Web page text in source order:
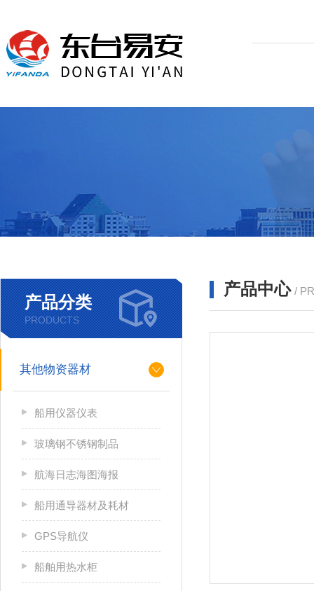
产品分类
PRODUCTS
其他物资器材
船用仪器仪表
玻璃钢不锈钢制品
航海日志海图海报
船用通导器材及耗材
GPS导航仪
船舶用热水柜
产品中心 /